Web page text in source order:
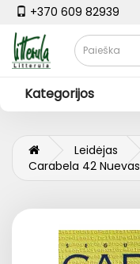
+370 609 82939
Kategorijos
Leidėjas
Carabela 42